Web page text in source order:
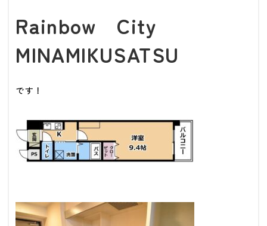
Rainbow City
MINAMIKUSATSU
です！